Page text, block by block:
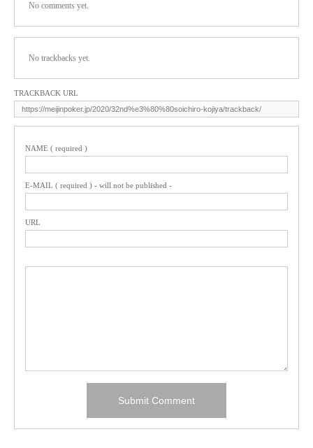
No comments yet.
No trackbacks yet.
TRACKBACK URL
NAME ( required )
E-MAIL ( required ) - will not be published -
URL